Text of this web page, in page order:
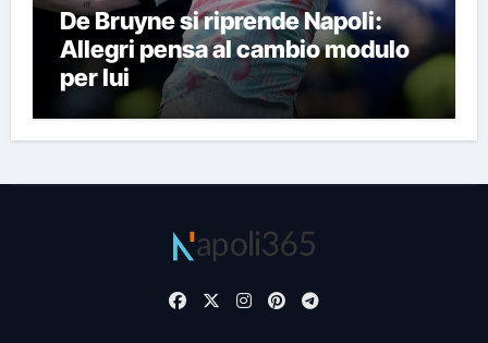
De Bruyne si riprende Napoli:
Allegri pensa al cambio modulo
per lui